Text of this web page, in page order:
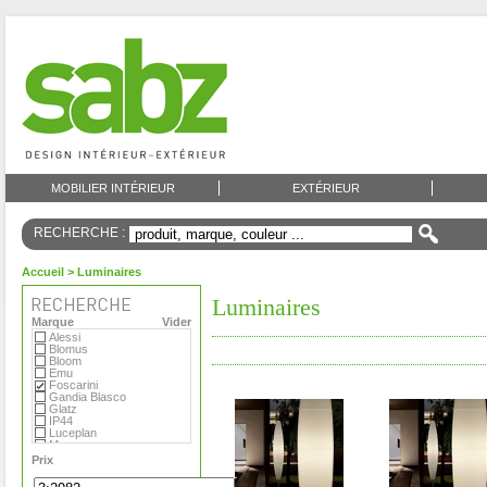
MOBILIER INTÉRIEUR EXTÉRIEUR
RECHERCHE :
Accueil > Luminaires
Vider
Marque
Alessi
Blomus
Bloom
Emu
Foscarini
Gandia Blasco
Glatz
IP44
Luceplan
Menu
Metalarte
O Luce
Roger Pradier
Prix
Luminaires